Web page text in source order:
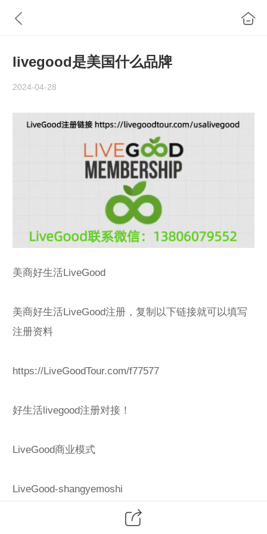
livegood是美国什么品牌
2024-04-28
美商好生活LiveGood
美商好生活LiveGood注册，复制以下链接就可以填写
注册资料
https://LiveGoodTour.com/f77577
好生活livegood注册对接！
LiveGood商业模式
LiveGood-shangyemoshi
欢迎了解美商好生活！一手对接、全程指导、系统化